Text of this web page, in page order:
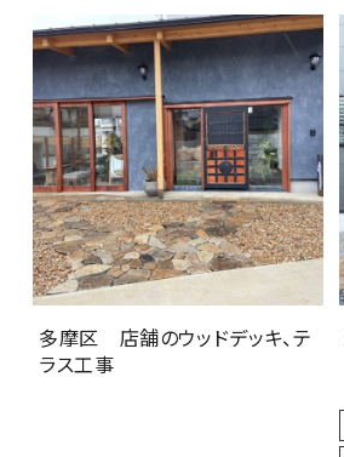
多摩区 店舗のウッドデッキ、テ
ラス工事